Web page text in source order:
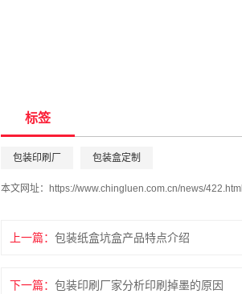
标签
包装印刷厂 包装盒定制
本文网址： https://www.chingluen.com.cn/news/422.html
上一篇： 包装纸盒坑盒产品特点介绍
下一篇： 包装印刷厂家分析印刷掉墨的原因